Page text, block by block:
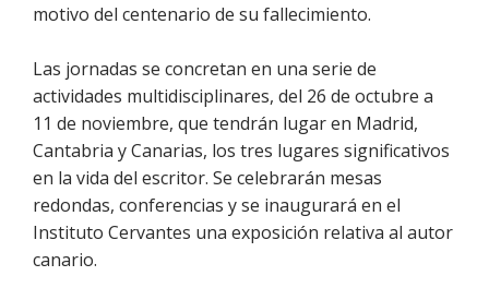
motivo del centenario de su fallecimiento.
Las jornadas se concretan en una serie de
actividades multidisciplinares, del 26 de octubre a
11 de noviembre, que tendrán lugar en Madrid,
Cantabria y Canarias, los tres lugares significativos
en la vida del escritor. Se celebrarán mesas
redondas, conferencias y se inaugurará en el
Instituto Cervantes una exposición relativa al autor
canario.